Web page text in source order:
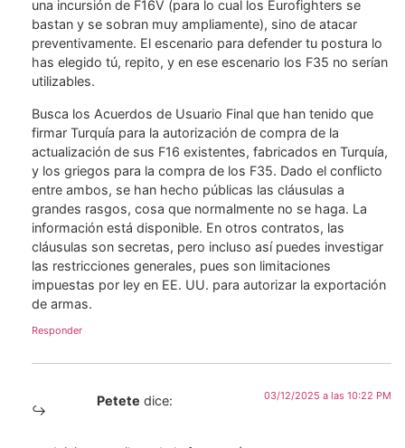
una incursión de F16V (para lo cual los Eurofighters se
bastan y se sobran muy ampliamente), sino de atacar
preventivamente. El escenario para defender tu postura lo
has elegido tú, repito, y en ese escenario los F35 no serían
utilizables.
Busca los Acuerdos de Usuario Final que han tenido que
firmar Turquía para la autorización de compra de la
actualización de sus F16 existentes, fabricados en Turquía,
y los griegos para la compra de los F35. Dado el conflicto
entre ambos, se han hecho públicas las cláusulas a
grandes rasgos, cosa que normalmente no se haga. La
información está disponible. En otros contratos, las
cláusulas son secretas, pero incluso así puedes investigar
las restricciones generales, pues son limitaciones
impuestas por ley en EE. UU. para autorizar la exportación
de armas.
Responder
Petete dice: 03/12/2025 a las 10:22 PM